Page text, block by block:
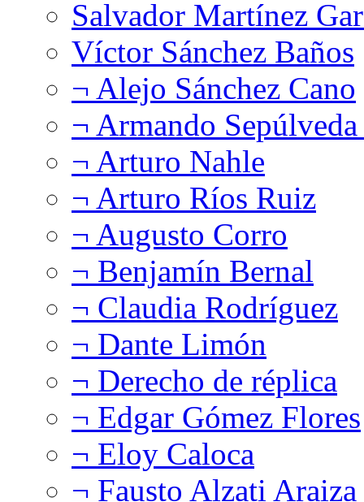
Salvador Martínez
Víctor Sánchez Baños
¬ Alejo Sánchez Cano
¬ Armando
¬ Arturo Nahle
¬ Arturo Ríos Ruiz
¬ Augusto Corro
¬ Benjamín Bernal
¬ Claudia Rodríguez
¬ Dante Limón
¬ Derecho de réplica
¬ Edgar Gómez Flores
¬ Eloy Caloca
¬ Fausto Alzati Araiza